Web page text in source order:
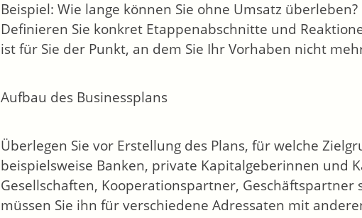
Beispiel: Wie lange können Sie ohne Umsatz überleben?
Definieren Sie konkret Etappenabschnitte und
ist für Sie der Punkt, an dem Sie Ihr Vorhaben nicht
Aufbau des Businessplans
Überlegen Sie vor Erstellung des Plans, für welche
beispielsweise Banken, private Kapitalgeberinnen und
Gesellschaften, Kooperationspartner,
müssen Sie ihn für verschiedene Adressaten mit